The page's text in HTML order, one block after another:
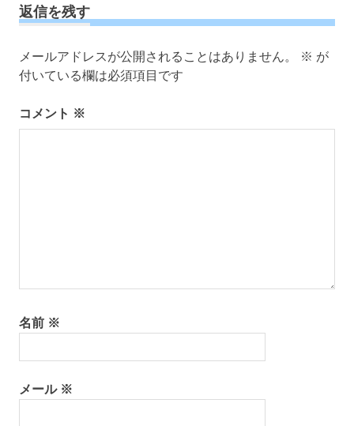
ゲ
シ
ョ
返信を残す
メールアドレスが公開されることはありません。 ※ が
付いている欄は必須項目です
コメント ※
名前 ※
メール ※